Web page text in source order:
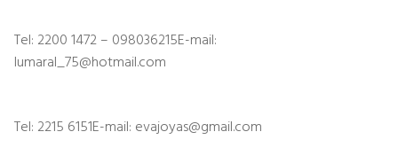
Tel: 2200 1472 – 098036215E-mail:
lumaral_75@hotmail.com
Tel: 2215 6151E-mail: evajoyas@gmail.com